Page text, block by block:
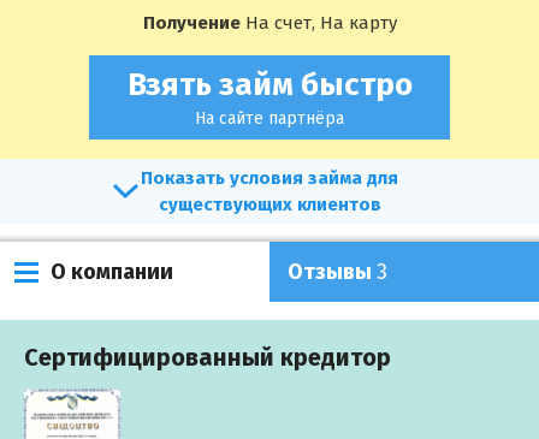
Получение На счет, На карту
Взять займ быстро
На сайте партнёра
условия займа для
существующих клиентов
О компании Отзывы 3
Сертифицированный кредитор